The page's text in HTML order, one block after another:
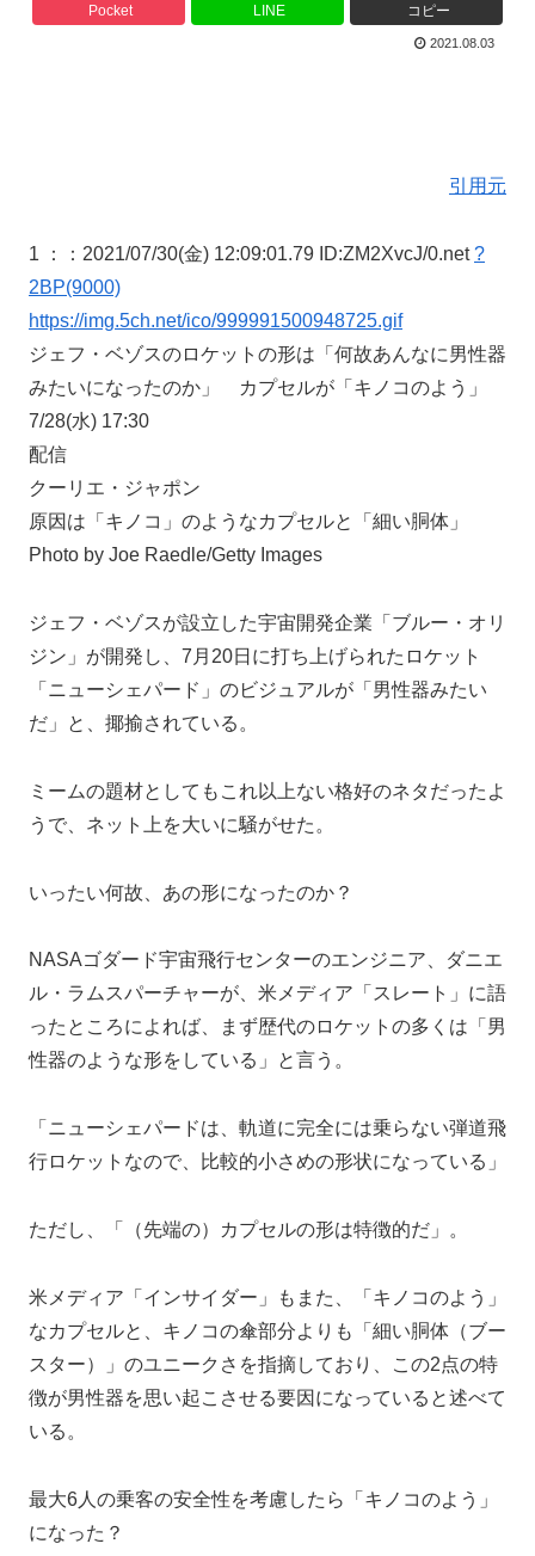
Pocket LINE コピー
2021.08.03
引用元
1 ： ：2021/07/30(金) 12:09:01.79 ID:ZM2XvcJ/0.net?
2BP(9000)
https://img.5ch.net/ico/999991500948725.gif
ジェフ・ベゾスのロケットの形は「何故あんなに男性器
みたいになったのか」 カプセルが「キノコのよう」
7/28(水) 17:30
配信
クーリエ・ジャポン
原因は「キノコ」のようなカプセルと「細い胴体」
Photo by Joe Raedle/Getty Images
ジェフ・ベゾスが設立した宇宙開発企業「ブルー・オリ
ジン」が開発し、7月20日に打ち上げられたロケット
「ニューシェパード」のビジュアルが「男性器みたい
だ」と、揶揄されている。
ミームの題材としてもこれ以上ない格好のネタだったよ
うで、ネット上を大いに騒がせた。
いったい何故、あの形になったのか？
NASAゴダード宇宙飛行センターのエンジニア、ダニエ
ル・ラムスパーチャーが、米メディア「スレート」に語
ったところによれば、まず歴代のロケットの多くは「男
性器のような形をしている」と言う。
「ニューシェパードは、軌道に完全には乗らない弾道飛
行ロケットなので、比較的小さめの形状になっている」
ただし、「（先端の）カプセルの形は特徴的だ」。
米メディア「インサイダー」もまた、「キノコのよう」
なカプセルと、キノコの傘部分よりも「細い胴体（ブー
スター）」のユニークさを指摘しており、この2点の特
徴が男性器を思い起こさせる要因になっていると述べて
いる。
最大6人の乗客の安全性を考慮したら「キノコのよう」
になった？